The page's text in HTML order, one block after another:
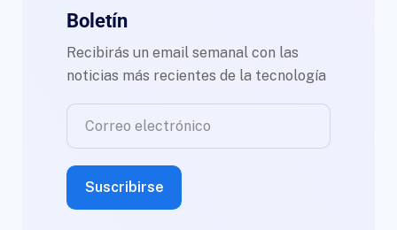
Boletín
Recibirás un email semanal con las
noticias más recientes de la tecnología